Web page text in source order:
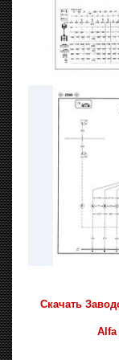
Скачать
Alfa